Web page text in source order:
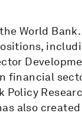
World
financial
Policy
also